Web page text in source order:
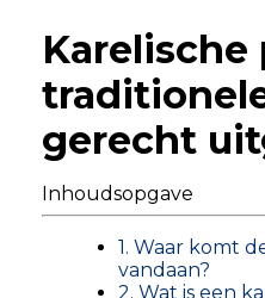
gerecht
Inhoudsopgave
1. Waar komt
vandaan?
2. Wat is een